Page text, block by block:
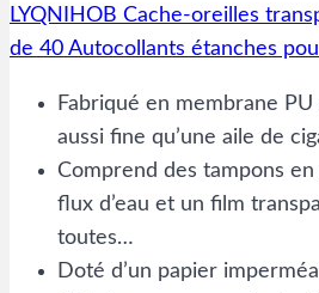
LYQNIHOB Cache-oreilles
de 40 Autocollants étanches
Fabriqué en membrane
aussi fine qu’une aile de
Comprend des tampons
flux d’eau et un film
toutes…
Doté d’un papier